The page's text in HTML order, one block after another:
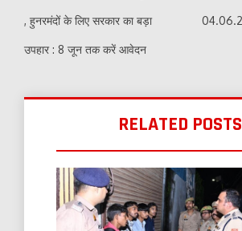
, हुनरमंदों के लिए सरकार का बड़ा
उपहार : 8 जून तक करें आवेदन
RELATED POSTS